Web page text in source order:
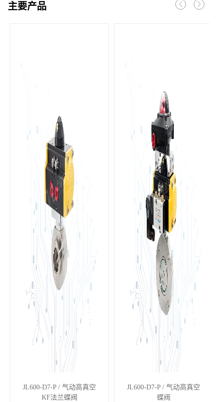
主要产品
JL600-D7-P / 气动高真空
KF法兰蝶阀
JL600-D7-P / 气动高真空
蝶阀